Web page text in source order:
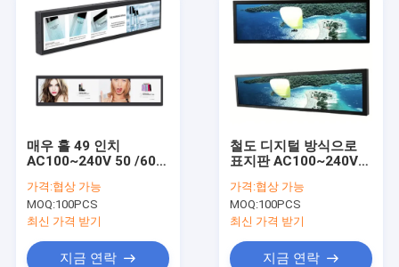
매우 홀 49 인치
AC100~240V 50 /60
된 LCD 디스플레이 막
대기 선수
가격:협상 가능
MOQ:100PCS
최신 가격 받기
지금 연락
철도 디지털 방식으로
표지판 AC100~240V
버스에 의하여 LCD 스
크린 기지개했습니다
가격:협상 가능
MOQ:100PCS
최신 가격 받기
지금 연락